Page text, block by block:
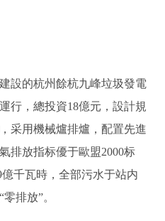
設的杭州餘杭九峰垃圾發電
行，總投資18億元，設計規
采用機械爐排爐，配置先進
排放指标優于歐盟2000标
千瓦時，全部污水于站内
排放”。